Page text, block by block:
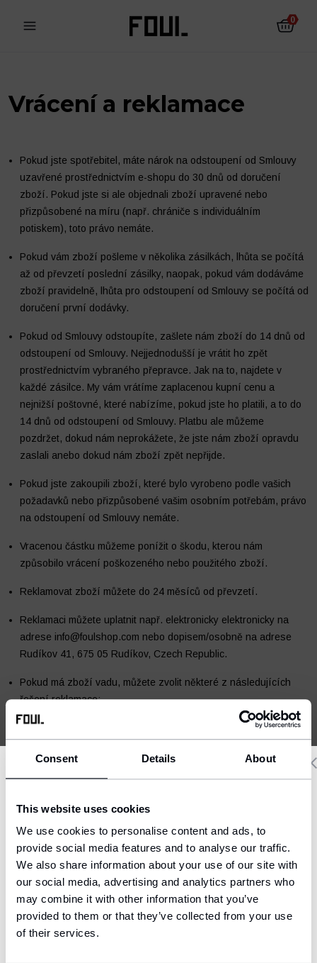
Consent Details About
This website uses cookies
We use cookies to personalise content and ads, to
provide social media features and to analyse our traffic.
We also share information about your use of our site with
our social media, advertising and analytics partners who
may combine it with other information that you’ve
provided to them or that they’ve collected from your use
of their services.
0
Fotbalové chrániče Ponožky
Oblečení Trénink a regenerace
Ostatní
Vrácení a reklamace
Pokud jste spotřebitel, máte nárok na odstoupení od Smlouvy
uzavřené prostřednictvím e-shopu do 30 dnů od doručení
zboží. Pokud jste si ale objednali zboží upravené nebo
přizpůsobené na míru (např. chrániče s individuálním
potiskem), toto právo nemáte.
Pokud vám zboží pošleme v několika zásilkách, lhůta se počítá
až od převzetí poslední zásilky, naopak, pokud vám dodáváme
zboží pravidelně, lhůta pro odstoupení od Smlouvy se počítá od
doručení první dodávky.
Pokud od Smlouvy odstoupíte, zašlete nám zboží do 14 dnů od
odstoupení od Smlouvy. Nejjednodušší je vrátit ho zpět
prostřednictvím vybraného přepravce. Jak na to, najdete v
každé zásilce. My vám vrátíme zaplacenou kupní cenu a
nejnižší poštovné, které nabízíme, pokud jste ho platili, a to do
14 dnů od odstoupení od Smlouvy. Platbu ale můžeme
pozdržet, dokud nám neprokážete, že jste nám zboží opravdu
zaslali anebo dokud nám zboží zpět nepřijde.
Pokud jste zakoupili zboží, které bylo vyrobeno podle vašich
požadavků nebo přizpůsobené vašim osobním potřebám, právo
na odstoupení od Smlouvy nemáte.
Vracenou částku můžeme ponížit o škodu, kterou nám
způsobilo vrácení poškozeného nebo použitého zboží.
Reklamovat zboží můžete do 24 měsíců od převzetí.
Reklamaci můžete uplatnit např. elektronicky elektronicky na
adrese info@foulshop.com nebo dopisem/osobně na adrese
Rudíkov 41, 675 05 Rudíkov, Czech Republic.
Pokud má zboží vadu, můžete zvolit některé z následujících
řešení reklamace:
dodání nového zboží nebo jeho části bez vady,
V některých případech můžete požadovat slevu nebo
odstoupení od Smlouvy.
Reklamaci vyřídíme do 30 dnů, pokud se nedohodneme na
delší době. Po skončení reklamace vám e-mailem zašleme
informace a potvrzení o jejím vyřízení anebo zdůvodnění
zamítnutí reklamace.
Kompletní obchodní podmínky
Formulář pro odstoupení od smlouvy
your location.
United States (USD)
Ship to
English
Language